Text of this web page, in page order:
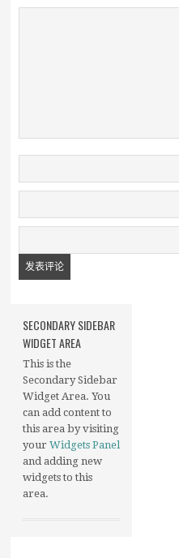
SECONDARY SIDEBAR
WIDGET AREA
This is the
Secondary Sidebar
Widget Area. You
can add content to
this area by visiting
your Widgets Panel
and adding new
widgets to this
area.